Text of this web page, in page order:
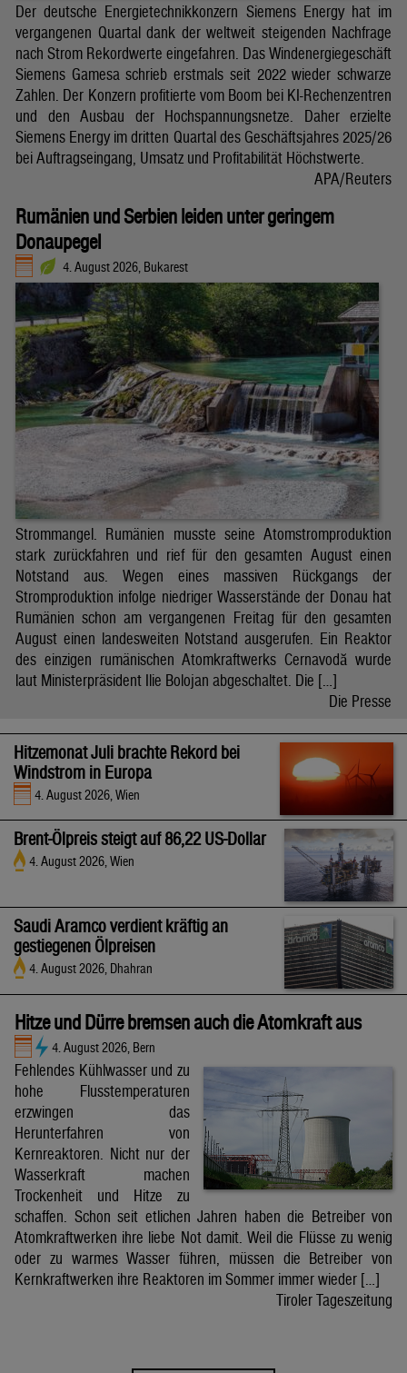
Der deutsche Energietechnikkonzern Siemens Energy hat im
vergangenen Quartal dank der weltweit steigenden Nachfrage
nach Strom Rekordwerte eingefahren. Das Windenergiegeschäft
Siemens Gamesa schrieb erstmals seit 2022 wieder schwarze
Zahlen. Der Konzern profitierte vom Boom bei KI-Rechenzentren
und den Ausbau der Hochspannungsnetze. Daher erzielte
Siemens Energy im dritten Quartal des Geschäftsjahres 2025/26
bei Auftragseingang, Umsatz und Profitabilität Höchstwerte.
APA/Reuters
Rumänien und Serbien leiden unter geringem
Donaupegel
4. August 2026, Bukarest
Strommangel. Rumänien musste seine Atomstromproduktion
stark zurückfahren und rief für den gesamten August einen
Notstand aus. Wegen eines massiven Rückgangs der
Stromproduktion infolge niedriger Wasserstände der Donau hat
Rumänien schon am vergangenen Freitag für den gesamten
August einen landesweiten Notstand ausgerufen. Ein Reaktor
des einzigen rumänischen Atomkraftwerks Cernavodă wurde
laut Ministerpräsident Ilie Bolojan abgeschaltet. Die […]
Die Presse
Hitzemonat Juli brachte Rekord bei
Windstrom in Europa
4. August 2026, Wien
Brent-Ölpreis steigt auf 86,22 US-Dollar
4. August 2026, Wien
Saudi Aramco verdient kräftig an
gestiegenen Ölpreisen
4. August 2026, Dhahran
Hitze und Dürre bremsen auch die Atomkraft aus
4. August 2026, Bern
Fehlendes Kühlwasser und zu
hohe Flusstemperaturen
erzwingen das
Herunterfahren von
Kernreaktoren. Nicht nur der
Wasserkraft machen
Trockenheit und Hitze zu
schaffen. Schon seit etlichen Jahren haben die Betreiber von
Atomkraftwerken ihre liebe Not damit. Weil die Flüsse zu wenig
oder zu warmes Wasser führen, müssen die Betreiber von
Kernkraftwerken ihre Reaktoren im Sommer immer wieder […]
Tiroler Tageszeitung